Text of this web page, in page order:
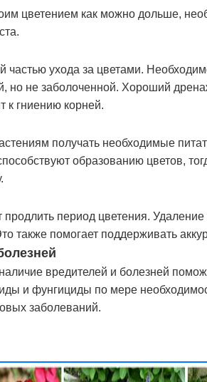
цветением как можно дольше,
частью ухода за цветами.
но не заболоченной. Хороший
к гниению корней.
получать необходимые
образованию цветов,
период цветения.
также помогает поддерживать
вредителей и болезней
и фунгициды по мере
заболеваний.